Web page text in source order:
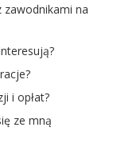
zawodnikami na
i opłat?
ze mną